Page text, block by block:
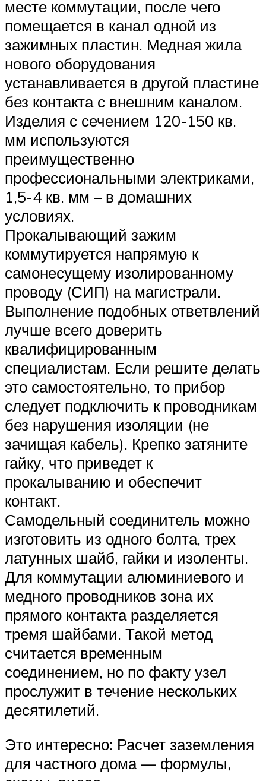
месте коммутации, после чего
помещается в канал одной из
зажимных пластин. Медная жила
нового оборудования
устанавливается в другой пластине
без контакта с внешним каналом.
Изделия с сечением 120-150 кв.
мм используются
преимущественно
профессиональными электриками,
1,5-4 кв. мм – в домашних
условиях.
Прокалывающий зажим
коммутируется напрямую к
самонесущему изолированному
проводу (СИП) на магистрали.
Выполнение подобных ответвлений
лучше всего доверить
квалифицированным
специалистам. Если решите делать
это самостоятельно, то прибор
следует подключить к проводникам
без нарушения изоляции (не
зачищая кабель). Крепко затяните
гайку, что приведет к
прокалыванию и обеспечит
контакт.
Самодельный соединитель можно
изготовить из одного болта, трех
латунных шайб, гайки и изоленты.
Для коммутации алюминиевого и
медного проводников зона их
прямого контакта разделяется
тремя шайбами. Такой метод
считается временным
соединением, но по факту узел
прослужит в течение нескольких
десятилетий.
Это интересно: Расчет заземления
для частного дома — формулы,